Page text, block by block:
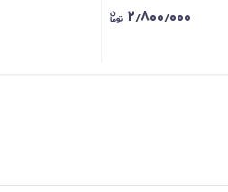
۲٫۸۰۰٫۰۰۰